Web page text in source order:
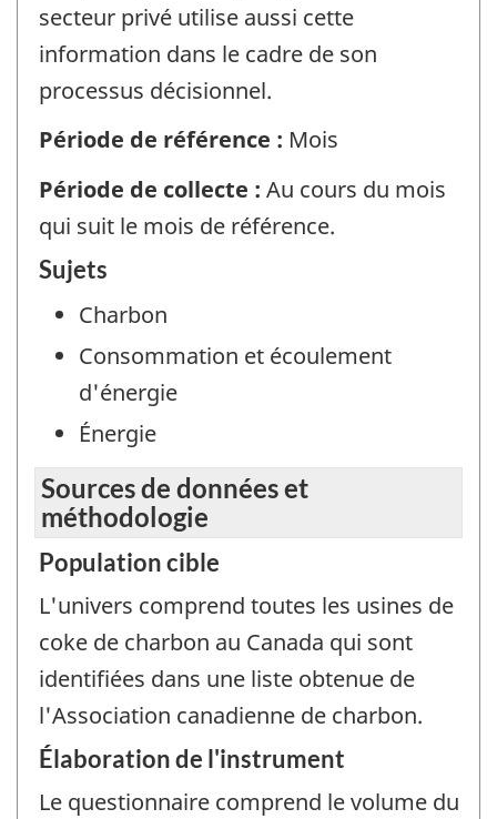
secteur privé utilise aussi cette
information dans le cadre de son
processus décisionnel.
Période de référence : Mois
Période de collecte : Au cours du mois
qui suit le mois de référence.
Sujets
Charbon
Consommation et écoulement
d'énergie
Énergie
Sources de données et
méthodologie
Population cible
L'univers comprend toutes les usines de
coke de charbon au Canada qui sont
identifiées dans une liste obtenue de
l'Association canadienne de charbon.
Élaboration de l'instrument
Le questionnaire comprend le volume du